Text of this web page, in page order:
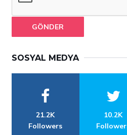
GÖNDER
SOSYAL MEDYA
21.2K
Followers
10.2K